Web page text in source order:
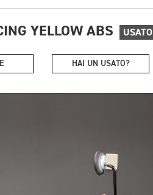
YELLOW ABS USATO
HAI UN USATO?